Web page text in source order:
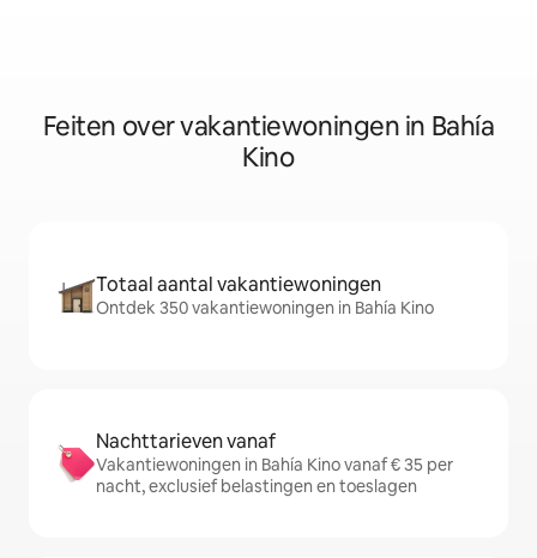
Feiten over vakantiewoningen in Bahía
Kino
Totaal aantal vakantiewoningen
Ontdek 350 vakantiewoningen in Bahía Kino
Nachttarieven vanaf
Vakantiewoningen in Bahía Kino vanaf € 35 per
nacht, exclusief belastingen en toeslagen